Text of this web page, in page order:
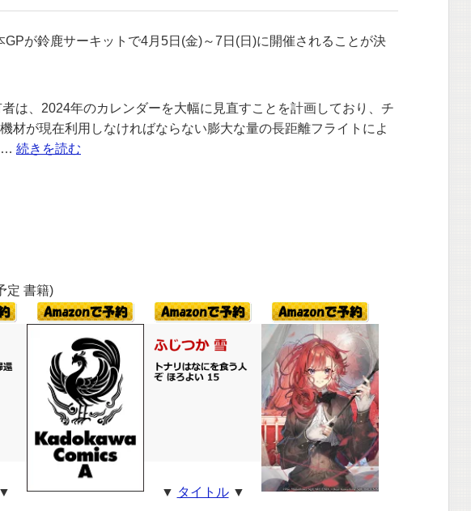
GPが鈴鹿サーキットで4月5日(金)～7日(日)に開催されることが決
は、2024年のカレンダーを大幅に見直すことを計画しており、チ
材が現在利用しなければならない膨大な量の長距離フライトによ
… 続きを読む
定 書籍)
▼ タイトル▼